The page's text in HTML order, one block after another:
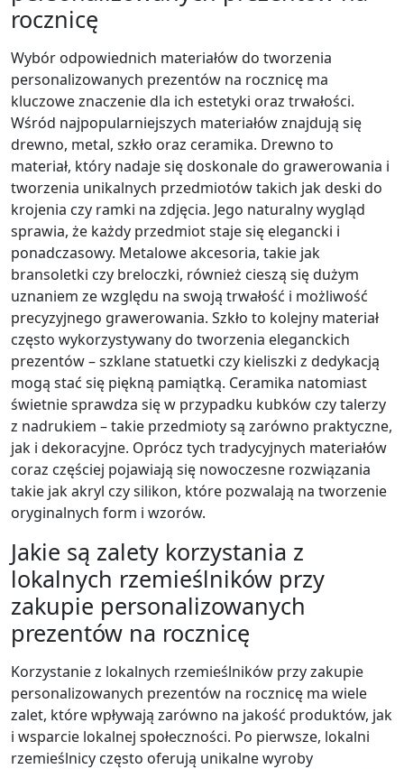
rocznicę
Wybór odpowiednich materiałów do tworzenia
personalizowanych prezentów na rocznicę ma
kluczowe znaczenie dla ich estetyki oraz trwałości.
Wśród najpopularniejszych materiałów znajdują się
drewno, metal, szkło oraz ceramika. Drewno to
materiał, który nadaje się doskonale do grawerowania i
tworzenia unikalnych przedmiotów takich jak deski do
krojenia czy ramki na zdjęcia. Jego naturalny wygląd
sprawia, że każdy przedmiot staje się elegancki i
ponadczasowy. Metalowe akcesoria, takie jak
bransoletki czy breloczki, również cieszą się dużym
uznaniem ze względu na swoją trwałość i możliwość
precyzyjnego grawerowania. Szkło to kolejny materiał
często wykorzystywany do tworzenia eleganckich
prezentów – szklane statuetki czy kieliszki z dedykacją
mogą stać się piękną pamiątką. Ceramika natomiast
świetnie sprawdza się w przypadku kubków czy talerzy
z nadrukiem – takie przedmioty są zarówno praktyczne,
jak i dekoracyjne. Oprócz tych tradycyjnych materiałów
coraz częściej pojawiają się nowoczesne rozwiązania
takie jak akryl czy silikon, które pozwalają na tworzenie
oryginalnych form i wzorów.
Jakie są zalety korzystania z
lokalnych rzemieślników przy
zakupie personalizowanych
prezentów na rocznicę
Korzystanie z lokalnych rzemieślników przy zakupie
personalizowanych prezentów na rocznicę ma wiele
zalet, które wpływają zarówno na jakość produktów, jak
i wsparcie lokalnej społeczności. Po pierwsze, lokalni
rzemieślnicy często oferują unikalne wyroby